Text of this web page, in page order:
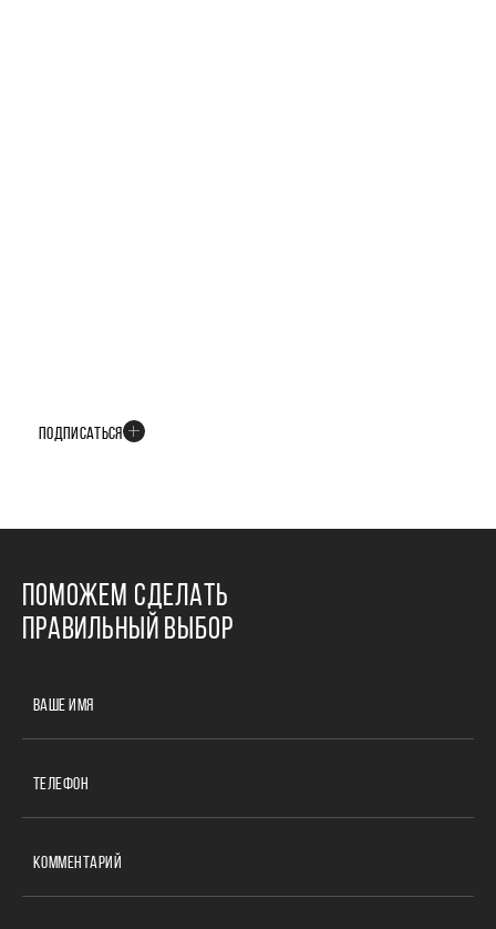
ПОДПИСАТЬСЯ
ПОМОЖЕМ СДЕЛАТЬ
ПРАВИЛЬНЫЙ ВЫБОР
ВАШЕ ИМЯ
ТЕЛЕФОН
КОММЕНТАРИЙ